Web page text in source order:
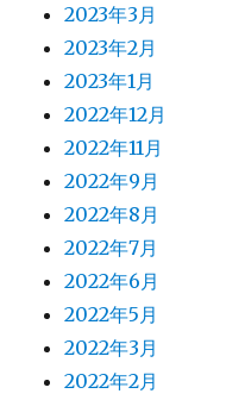
2023年3月
2023年2月
2023年1月
2022年12月
2022年11月
2022年9月
2022年8月
2022年7月
2022年6月
2022年5月
2022年3月
2022年2月